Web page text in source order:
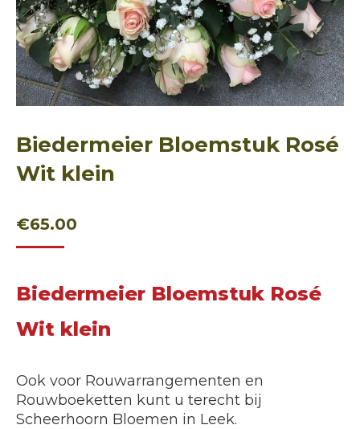
Biedermeier Bloemstuk Rosé
Wit klein
€65.00
Biedermeier Bloemstuk Rosé
Wit klein
Ook voor Rouwarrangementen en
Rouwboeketten kunt u terecht bij
Scheerhoorn Bloemen in Leek.